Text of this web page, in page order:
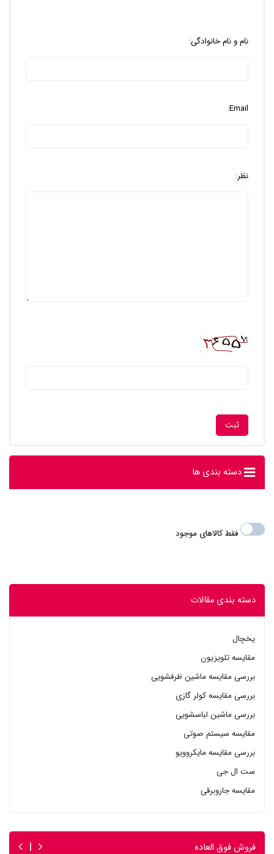
نام و نام خانوادگی:
Email:
نظر:
دسته بندی ها
فقط کالاهای موجود
دسته بندی مقالات
یخچال
مقایسه تلویزیون
بررسی مقایسه ماشین ظرفشویی
بررسی مقایسه کولر گازی
بررسی ماشین لباسشویی
مقایسه سیستم صوتی
بررسی مقایسه مایکروویو
ست ال جی
مقایسه جاروبرقی
فروش فوق العاده